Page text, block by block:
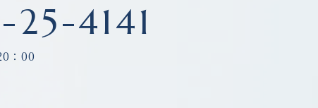
4141
：00